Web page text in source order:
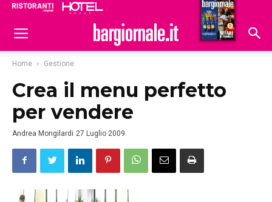
Hoteldomani
Home Gestione
Crea il menu perfetto
per vendere
Andrea Mongilardi 27 Luglio 2009